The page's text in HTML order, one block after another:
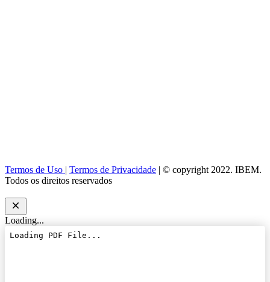
Termos de Uso | Termos de Privacidade | © copyright 2022. IBEM.
Todos os direitos reservados
Loading...